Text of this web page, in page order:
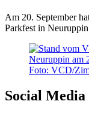
Am 20. September
Parkfest in
Foto: VCD/
Social Media